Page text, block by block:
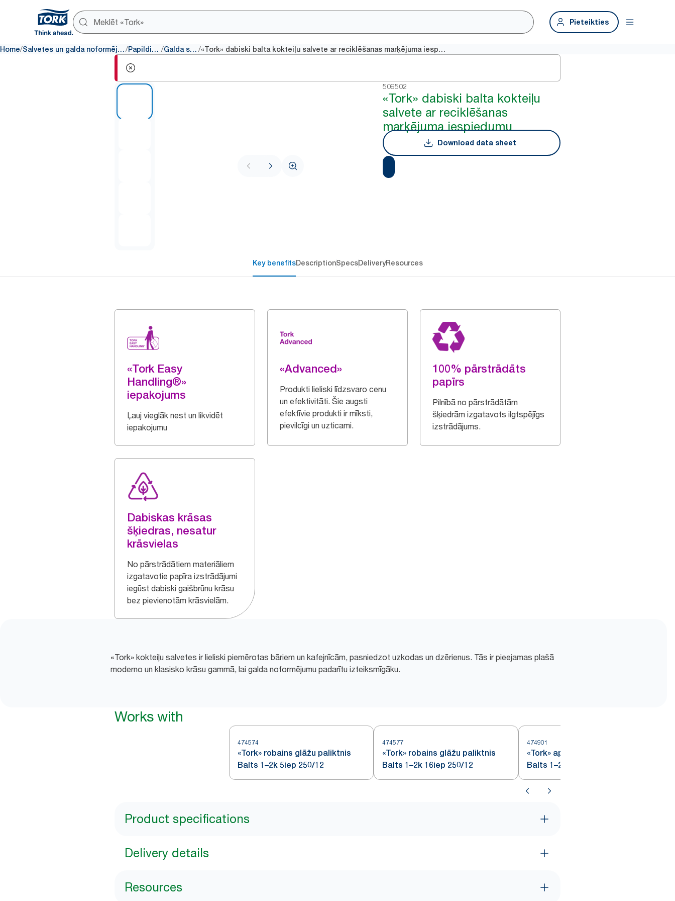
Pieteikties
Home/ Salvetes un galda noformējuma produkti/ Papildinājumi / Galda salvete / «Tork» dabiski balta kokteiļu salvete ar reciklēšanas marķējuma iespiedumu
509502
«Tork» dabiski balta kokteiļu
salvete ar reciklēšanas
marķējuma iespiedumu
Download data sheet
Key benefitsDescriptionSpecsDeliveryResources
«Tork Easy
Handling®»
iepakojums
Ļauj vieglāk nest un likvidēt
iepakojumu
«Advanced»
Produkti lieliski līdzsvaro cenu
un efektivitāti. Šie augsti
efektīvie produkti ir mīksti,
pievilcīgi un uzticami.
100% pārstrādāts
papīrs
Pilnībā no pārstrādātām
šķiedrām izgatavots ilgtspējīgs
izstrādājums.
Dabiskas krāsas
šķiedras, nesatur
krāsvielas
No pārstrādātiem materiāliem
izgatavotie papīra izstrādājumi
iegūst dabiski gaišbrūnu krāsu
bez pievienotām krāsvielām.
«Tork» kokteiļu salvetes ir lieliski piemērotas bāriem un kafejnīcām, pasniedzot uzkodas un dzērienus. Tās ir pieejamas plašā
moderno un klasisko krāsu gammā, lai galda noformējumu padarītu izteiksmīgāku.
Works with
474574
«Tork» robains glāžu paliktnis
Balts 1–2k 5iep 250/12
474577
«Tork» robains glāžu paliktnis
Balts 1–2k 16iep 250/12
474901
«Tork» apaļš glāžu paliktnis
Balts 1–2k 5iep 250/12
Product specifications
Delivery details
Resources